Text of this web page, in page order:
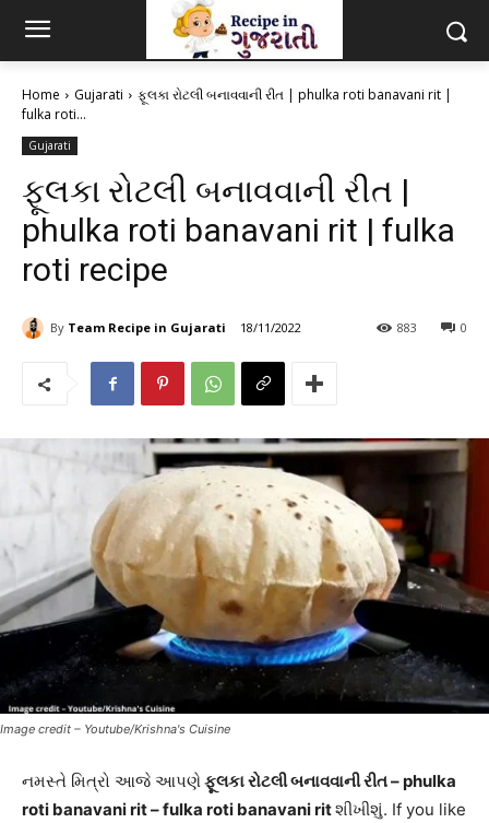
Home Gujarati
ફૂલકા રોટલી બનાવવાની રીત | phulka roti banavani rit |
fulka roti...
Gujarati
ફૂલકા રોટલી બનાવવાની રીત |
phulka roti banavani rit | fulka
roti recipe
By Team Recipe in Gujarati 18/11/2022 0
883
Image credit – Youtube/Krishna's Cuisine
નમસ્તે મિત્રો આજે આપણેફૂલકા રોટલી બનાવવાની રીત – phulka
roti banavani rit – fulka roti banavani ritશીખીશું. If you like